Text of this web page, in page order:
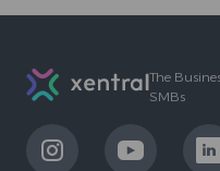
The
SMBs
LinkExternalLinkExternal